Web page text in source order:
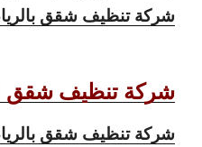
شركة تنظيف شقق
شركة تنظيف شقق
شركة تنظيف شقق